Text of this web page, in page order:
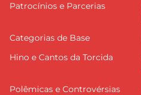
Patrocínios e Parcerias
Categorias de Base
Hino e Cantos da Torcida
Polêmicas e Controvérsias